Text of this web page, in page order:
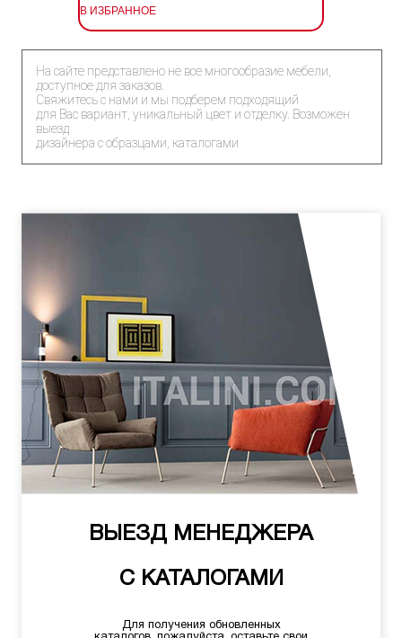
В ИЗБРАННОЕ
На сайте представлено не все многообразие мебели,
доступное для заказов.
Свяжитесь с нами и мы подберем подходящий
для Вас вариант, уникальный цвет и отделку. Возможен
выезд
дизайнера с образцами, каталогами
ВЫЕЗД МЕНЕДЖЕРА
С КАТАЛОГАМИ
Для получения обновленных